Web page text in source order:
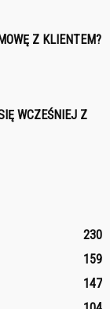
Z KLIENTEM?
WCZEŚNIEJ Z
230
159
147